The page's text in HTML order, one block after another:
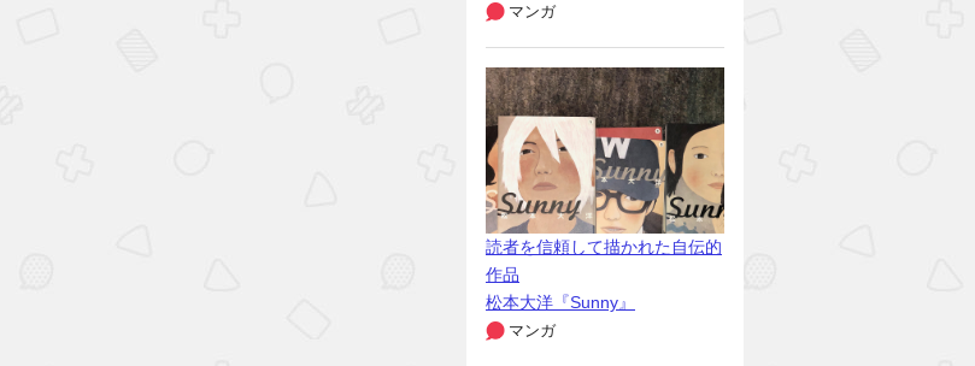
マンガ
読者を信頼して描かれた自伝的
作品
松本大洋『Sunny』
マンガ